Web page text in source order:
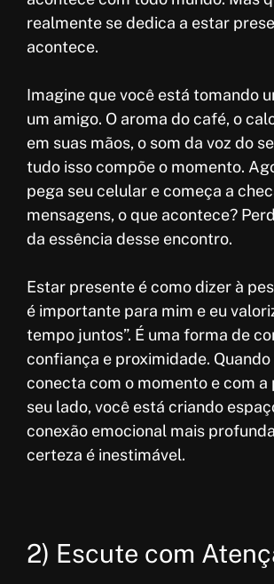
realmente se dedica a estar
acontece.
Imagine que você está tomando
um amigo. O aroma do café, o
em suas mãos, o som da voz do
tudo isso compõe o momento.
pega seu celular e começa a
mensagens, o que acontece?
da essência desse encontro.
Estar presente é como dizer à
é importante para mim e eu
tempo juntos”. É uma forma de
confiança e proximidade. Quando
conecta com o momento e com a
seu lado, você está criando
conexão emocional mais
certeza é inestimável.
2) Escute com